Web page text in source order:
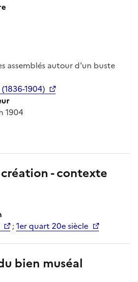
assemblés autour d'un buste
1904)
1904
- contexte
;1er quart 20e siècle
bien muséal